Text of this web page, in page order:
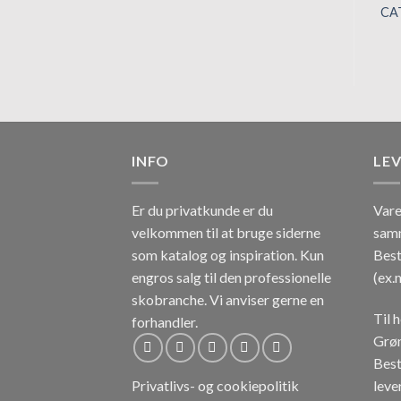
INFO
Er du privatkunde er du
velkommen til at bruge siderne
som katalog og inspiration. Kun
engros salg til den professionelle
skobranche.Vi anviser gerne en
forhandler.
Privatlivs- og cookiepolitik
Til